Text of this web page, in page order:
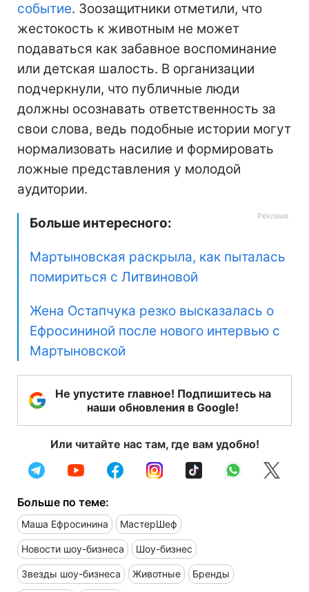
событие. Зоозащитники отметили, что
жестокость к животным не может
подаваться как забавное воспоминание
или детская шалость. В организации
подчеркнули, что публичные люди
должны осознавать ответственность за
свои слова, ведь подобные истории могут
нормализовать насилие и формировать
ложные представления у молодой
аудитории.
Больше интересного:
Мартыновская раскрыла, как пыталась
помириться с Литвиновой
Жена Остапчука резко высказалась о
Ефросининой после нового интервью с
Мартыновской
Не упустите главное! Подпишитесь на
наши обновления в Google!
Или читайте нас там, где вам удобно!
Больше по теме:
Маша Ефросинина МастерШеф
Новости шоу-бизнеса Шоу-бизнес
Звезды шоу-бизнеса Животные Бренды